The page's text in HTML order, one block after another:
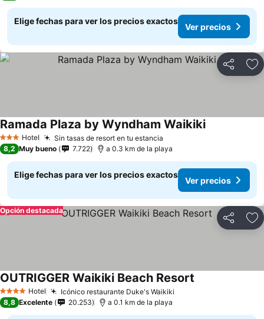
Elige fechas para ver los precios exactos
Ver precios
Compartir
3 Estrellas
Hotel Sin tasas de resort en tu estancia
Ramada Plaza by Wyndham Waikiki
8,2 Muy bueno 7.722 a 0.3 km de la playa
Elige fechas para ver los precios exactos
Ver precios
Compartir
Opción destacada
4 EstrellasHotel Icónico restaurante Duke's Waikiki
OUTRIGGER Waikiki Beach Resort
8,8 Excelente 20.253 a 0.1 km de la playa